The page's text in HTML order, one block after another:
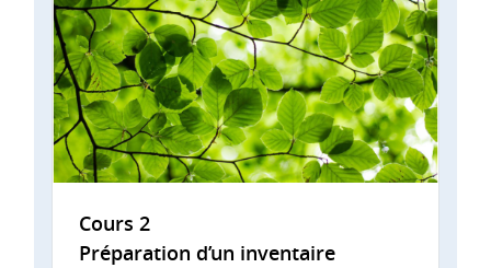
Cours 2
Préparation d’un inventaire